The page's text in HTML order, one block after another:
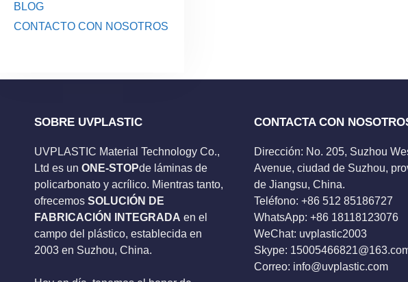
BLOG
CONTACTO CON NOSOTROS
SOBRE UVPLASTIC
UVPLASTIC Material Technology Co.,
Ltd es un ONE-STOPde láminas de
policarbonato y acrílico. Mientras tanto,
ofrecemos SOLUCIÓN DE
FABRICACIÓN INTEGRADA en el
campo del plástico, establecida en
2003 en Suzhou, China.
CONTACTA CON
Dirección: No. 205, Suzhou
Avenue, ciudad de Suzhou,
de Jiangsu, China.
Teléfono: +86 512 85186727
WhatsApp: +86 18118123076
WeChat: uvplastic2003
Skype:
Correo: info@uvplastic.com